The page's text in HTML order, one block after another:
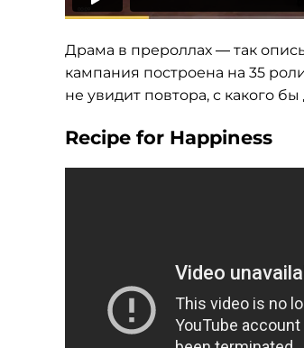
Драма в прероллах — так
кампания построена на 35
не увидит повтора, с какого
Recipe for Happiness